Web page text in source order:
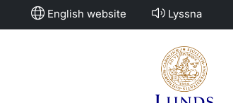
English website Lyssna